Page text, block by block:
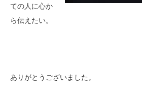
ての人に心か
ら伝えたい。
ありがとうございました。